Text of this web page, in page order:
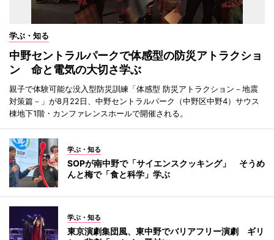
学ぶ・知る
中野セントラルパークで体感型の防災アトラクショ
ン 命と電気の大切さ学ぶ
親子で体験可能な没入型防災訓練「体感型 防災アトラクション－地震
対策篇－」が8月22日、中野セントラルパーク（中野区中野4）サウス
棟地下1階・カンファレンスホールで開催される。
学ぶ・知る
SOPが南中野で「サイエンスクッキング」 そうめ
んと梅で「食と科学」学ぶ
学ぶ・知る
東京演劇集団風、東中野でバリアフリー演劇 ギリ